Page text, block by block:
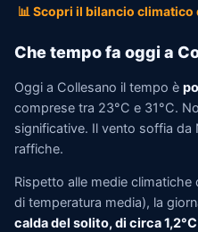
📊 Scopri il bilancio
Che tempo fa oggi a
Oggi a Collesano il tempo è
comprese tra 23°C e 31°C.
significative. Il vento soffia
raffiche.
Rispetto alle medie
di temperatura media), la
calda del solito, di circa